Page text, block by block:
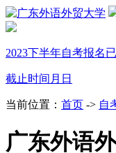
2023下半年自考报名
截止时间 月 日
当前位置： 首页 -> 自
广东外语